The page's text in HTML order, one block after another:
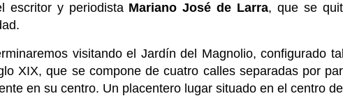
escritor y periodista Mariano José de Larra, que se
visitando el Jardín del Magnolio, configurado
XIX, que se compone de cuatro calles separadas por
en su centro. Un placentero lugar situado en el centro